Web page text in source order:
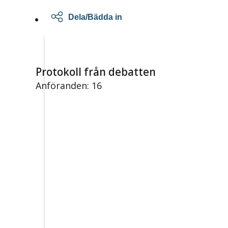
Dela/Bädda in
Protokoll från debatten
Anföranden: 16